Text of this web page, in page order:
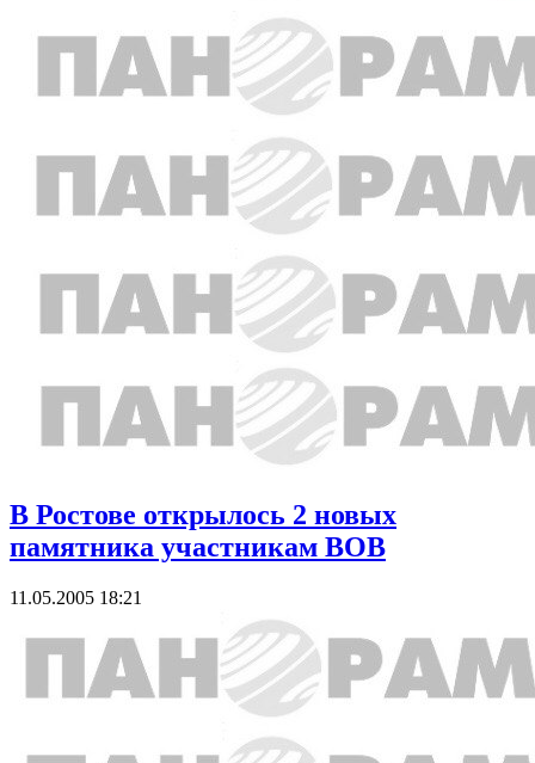
В Ростове открылось 2 новых
памятника участникам ВОВ
11.05.2005 18:21